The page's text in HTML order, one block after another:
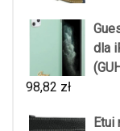
dla
98,82 zł
Etui